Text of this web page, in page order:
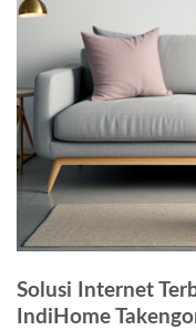
Solusi Internet
IndiHome